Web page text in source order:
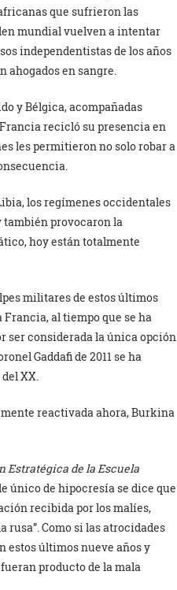
que sufrieron las
mundial vuelven a intentar
independentistas de los años
ahogados en sangre.
y Bélgica, acompañadas
recicló su presencia en
les permitieron no solo robar a
los regímenes occidentales
también provocaron la
hoy están totalmente
militares de estos últimos
al tiempo que se ha
ser considerada la única opción
Gaddafi de 2011 se ha
XX.
reactivada ahora, Burkina
de la Escuela
único de hipocresía se dice que
recibida por los malíes,
Como si las atrocidades
estos últimos nueve años y
producto de la mala